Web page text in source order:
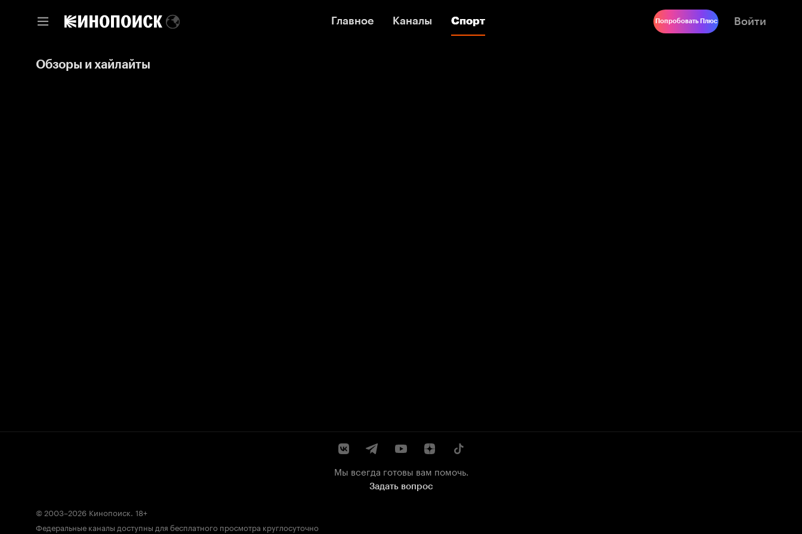
Главное Каналы Спорт
Главное Каналы Спорт Попробовать Плюс Войти
Обзоры и хайлайты
Мы всегда готовы вам помочь.
Задать вопрос
© 2003–2026 Кинопоиск. 18+
Федеральные каналы доступны для бесплатного просмотра круглосуточно